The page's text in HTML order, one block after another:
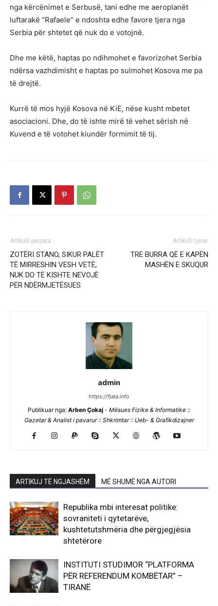
nga kërcënimet e Serbusë, tani edhe me aeroplanët
luftarakë “Rafaele” e ndoshta edhe favore tjera nga
Serbia për shtetet që nuk do e votojnë.
Dhe me këtë, haptas po ndihmohet e favorizohet Serbia
ndërsa vazhdimisht e haptas po sulmohet Kosova me pa
të drejtë.
Kurrë të mos hyjë Kosova në KiE, nëse kusht mbetet
asociacioni. Dhe, do të ishte mirë të vehet sërish në
Kuvend e të votohet kiundër formimit të tij.
Artikulli përpara
ZOTËRI STANO, SIKUR PALËT
TË MIRRESHIN VESH VETË,
NUK DO TË KISHTE NEVOJË
PËR NDËRMJETËSUES
Artikulli tjetër
TRE BURRA QË E KAPËN
MASHËN E SKUQUR
admin
https://fjala.info
Publikuar nga: Arben Çokaj - Mësues Fizike & Informatike ::
Gazetar & Analist i pavarur :: Shkrimtar :: Ueb- & Grafikdizajner
ARTIKUJ TË NGJASHËM MË SHUMË NGA AUTORI
Republika mbi interesat politike:
sovraniteti i qytetarëve,
kushtetutshmëria dhe përgjegjësia
shtetërore
INSTITUTI STUDIMOR “PLATFORMA
PËR REFERENDUM KOMBËTAR” –
TIRANË